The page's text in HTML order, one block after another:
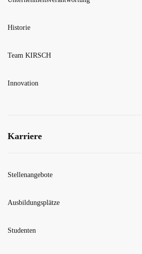
Historie
Team KIRSCH
Innovation
Karriere
Stellenangebote
Ausbildungsplätze
Studenten